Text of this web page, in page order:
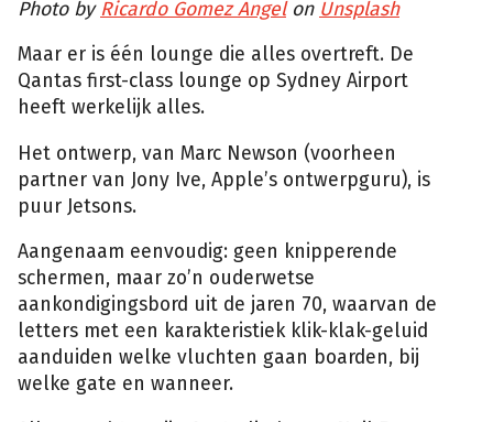
Photo byRicardo Gomez Angelon Unsplash
Maar er is één lounge die alles overtreft. De
Qantas first-class lounge op Sydney Airport
heeft werkelijk alles.
Het ontwerp, van Marc Newson (voorheen
partner van Jony Ive, Apple’s ontwerpguru), is
puur Jetsons.
Aangenaam eenvoudig: geen knipperende
schermen, maar zo’n ouderwetse
aankondigingsbord uit de jaren 70, waarvan de
letters met een karakteristiek klik-klak-geluid
aanduiden welke vluchten gaan boarden, bij
welke gate en wanneer.